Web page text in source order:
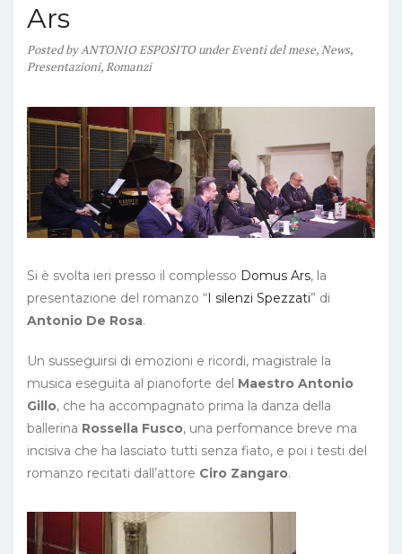
Ars
PostedbyANTONIO ESPOSITO underEventi del mese,News,
Presentazioni,Romanzi
Si è svolta ieri presso il complesso Domus Ars, la
presentazione del romanzo “I silenzi Spezzati” di
Antonio De Rosa.
Un susseguirsi di emozioni e ricordi, magistrale la
musica eseguita al pianoforte del Maestro Antonio
Gillo, che ha accompagnato prima la danza della
ballerina Rossella Fusco, una perfomance breve ma
incisiva che ha lasciato tutti senza fiato, e poi i testi del
romanzo recitati dall’attore Ciro Zangaro.